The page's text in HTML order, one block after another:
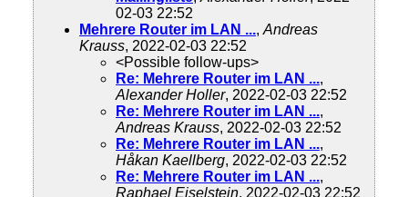
02-03 22:52
Mehrere Router im LAN ..., Andreas
Krauss, 2022-02-03 22:52
<Possible follow-ups>
Re: Mehrere Router im LAN ...,
Alexander Holler, 2022-02-03 22:52
Re: Mehrere Router im LAN ...,
Andreas Krauss, 2022-02-03 22:52
Re: Mehrere Router im LAN ...,
Håkan Kaellberg, 2022-02-03 22:52
Re: Mehrere Router im LAN ...,
Raphael Eiselstein, 2022-02-03 22:52